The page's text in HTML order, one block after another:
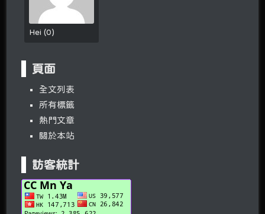
Hei(0)
頁面
全文列表
所有標籤
熱門文章
關於本站
訪客統計